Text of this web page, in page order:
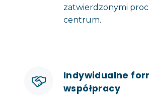
zatwierdzonymi
centrum.
Indywidualne
współpracy